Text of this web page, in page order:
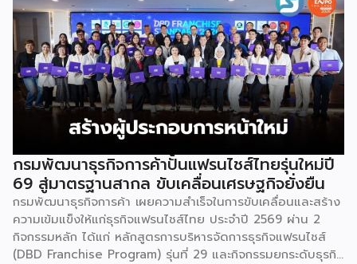
จบในงานด้วยสินเชื่อ และทำเลทองทั่วประเทศ พร้อมเสวนาให้
ความรู้โดยผู้ทรงคุณวุฒิคับคั่ง และกิจกรรมเจรจาจับคู่ธุรกิจทั้งใน
และต่างประเทศ งานจัดต่อเนื่องระหว่างวันที่ 6-9 สิงหาคมนี้ ที่
ฮอลล์ 6-8 อิมแพ็คเมืองทองธานี คาดเม็ดเงินสะพัดในงานราว
220 ล้านบาท นายพูนพงษ์ นัยนาภากรณ์ อธิบดีกรมพัฒนา
ธุรกิจการค้า กระทรวงพาณิชย์ กล่าวว่า งาน ” Franchise Expo
Thailand & Thailand E-Commerce Selection Expo
(TESE 2026) เป็นเวทีแสดงธุรกิจแฟรนไชส์และโซลูชั่นส์แบบครบ
วงจร […]
กรมพัฒนาธุรกิจการค้าปั้นแฟรนไชส์ไทยรุ่นใหม่ปี
69 สู่มาตรฐานสากล ขับเคลื่อนเศรษฐกิจยั่งยืน
กรมพัฒนาธุรกิจการค้า เผยความสำเร็จในการขับเคลื่อนและสร้าง
ความเข้มแข็งให้แก่ธุรกิจแฟรนไชส์ไทย ประจำปี 2569 ผ่าน 2
กิจกรรมหลัก ได้แก่ หลักสูตรการบริหารจัดการธุรกิจแฟรนไชส์
(DBD Franchise Program) รุ่นที่ 29 และกิจกรรมยกระดับธุรกิจ